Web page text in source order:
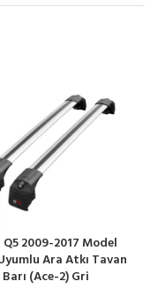
2009-2017 Model
Ara Atkı Tavan
Barı (Ace-2) Gri